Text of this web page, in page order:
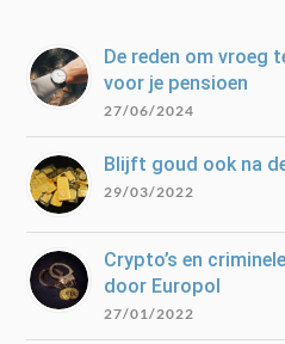
De reden om vroeg
voor je pensioen
27/06/2024
Blijft goud ook na
29/03/2022
Crypto’s en
door Europol
27/01/2022